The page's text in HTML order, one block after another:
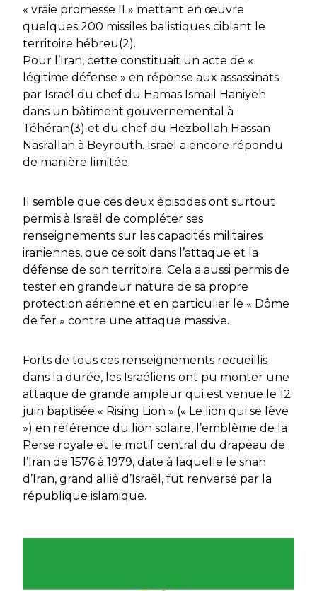
« vraie promesse II » mettant en œuvre
quelques 200 missiles balistiques ciblant le
territoire hébreu(2).
Pour l’Iran, cette constituait un acte de «
légitime défense » en réponse aux assassinats
par Israël du chef du Hamas Ismail Haniyeh
dans un bâtiment gouvernemental à
Téhéran(3) et du chef du Hezbollah Hassan
Nasrallah à Beyrouth. Israël a encore répondu
de manière limitée.
Il semble que ces deux épisodes ont surtout
permis à Israël de compléter ses
renseignements sur les capacités militaires
iraniennes, que ce soit dans l’attaque et la
défense de son territoire. Cela a aussi permis de
tester en grandeur nature de sa propre
protection aérienne et en particulier le « Dôme
de fer » contre une attaque massive.
Forts de tous ces renseignements recueillis
dans la durée, les Israéliens ont pu monter une
attaque de grande ampleur qui est venue le 12
juin baptisée « Rising Lion » (« Le lion qui se lève
») en référence du lion solaire, l’emblème de la
Perse royale et le motif central du drapeau de
l’Iran de 1576 à 1979, date à laquelle le shah
d’Iran, grand allié d’Israël, fut renversé par la
république islamique.